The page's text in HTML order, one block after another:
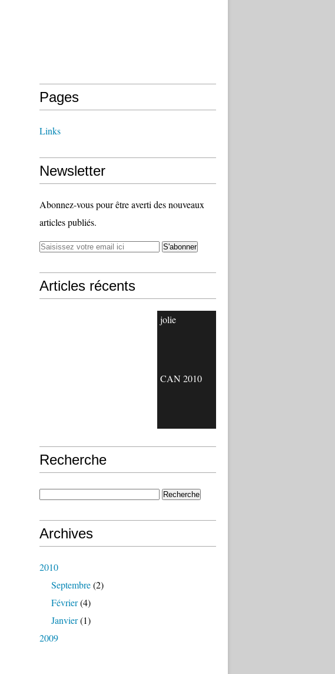
Pages
Links
Newsletter
Abonnez-vous pour être averti des nouveaux
articles publiés.
Articles récents
jolie
CAN 2010
Recherche
Archives
2010
Septembre(2)
Février(4)
Janvier(1)
2009